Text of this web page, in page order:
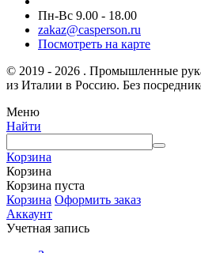
Пн-Вс 9.00 - 18.00
zakaz@casperson.ru
Посмотреть на карте
© 2019 - 2026 . Промышленные
из Италии в Россию. Без
Меню
Найти
Корзина
Корзина
Корзина пуста
Корзина Оформить заказ
Аккаунт
Учетная запись